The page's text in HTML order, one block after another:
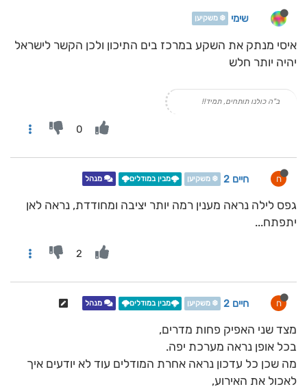
שימי ❄️ משקיען
איסי מנתק את השקע במרכז בים התיכון ולכן הקשר לישראל
יהיה יותר חלש
ב"ה כולנו תותחים, תמיד!!
0
ח חיים 2 ❄️ משקיען 🌩️מבין במודלים🌩️ מנהל
גפס לילה נראה מענין רמה יותר יציבה ומחודדת, נראה לאן
יתפתח...
2
ח חיים 2 ❄️ משקיען 🌩️מבין במודלים🌩️ מנהל
מצד שני האפיק פחות מדרים,
בכל אופן נראה מערכת יפה.
מה שכן כל עדכון נראה אחרת המודלים עוד לא יודעים איך
לאכול את האירוע,